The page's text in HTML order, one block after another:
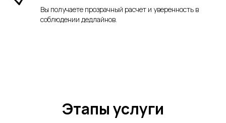
Вы получаете прозрачный расчет и уверенность в
соблюдении дедлайнов.
Этапы услуги